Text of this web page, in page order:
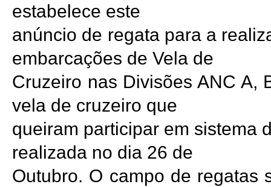
estabelece este
anúncio de regata para a
embarcações de Vela de
Cruzeiro nas Divisões ANC A,
vela de cruzeiro que
queiram participar em sistema
realizada no dia 26 de
Outubro. O campo de regatas